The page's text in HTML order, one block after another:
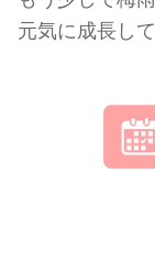
元気に成長し